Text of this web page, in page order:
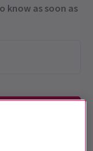
know as soon as